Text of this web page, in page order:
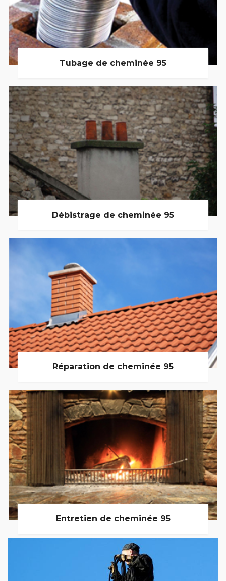
Tubage de cheminée 95
Débistrage de cheminée 95
Réparation de cheminée 95
Entretien de cheminée 95